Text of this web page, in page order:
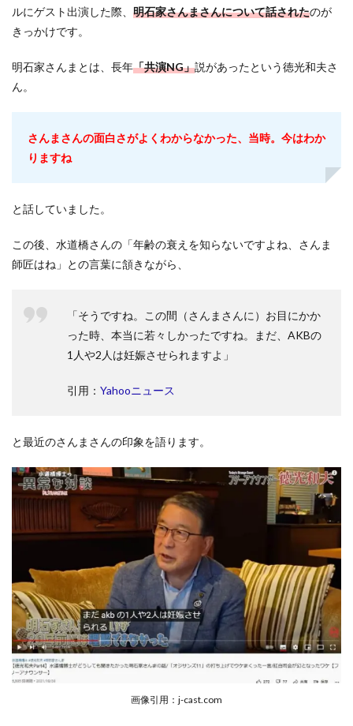
ルにゲスト出演した際、 明石家さんまさんについて話されたのが
きっかけです。
明石家さんまとは、長年「共演NG」説があったという徳光和夫さ
ん。
さんまさんの面白さがよくわからなかった、当時。今はわか
りますね
と話していました。
この後、水道橋さんの「年齢の衰えを知らないですよね、さんま
師匠はね」との言葉に頷きながら、
「そうですね。この間（さんまさんに）お目にかか
った時、本当に若々しかったですね。まだ、AKBの
1人や2人は妊娠させられますよ」
引用： Yahooニュース
と最近のさんまさんの印象を語ります。
画像引用：j-cast.com